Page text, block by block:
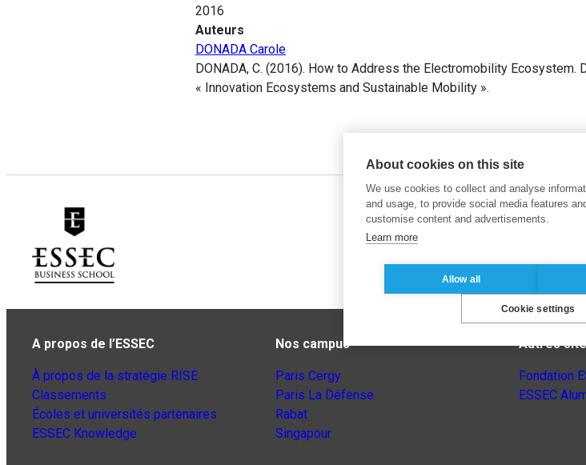
2016
Auteurs
DONADA Carole
DONADA, C. (2016). How to Address the Electromobility Ecosystem.
« Innovation Ecosystems and Sustainable Mobility ».
A propos de l’ESSEC
À propos de la stratégie RISE
Classements
Écoles et universités partenaires
ESSEC Knowledge
Nos campus
Paris Cergy
Paris La Défense
Rabat
Singapour
Autres
Fondation
ESSEC
About cookies on this site
We use cookies to collect and analyse
and usage, to provide social media features
customise content and advertisements.
Learn more
Allow all
Cookie settings